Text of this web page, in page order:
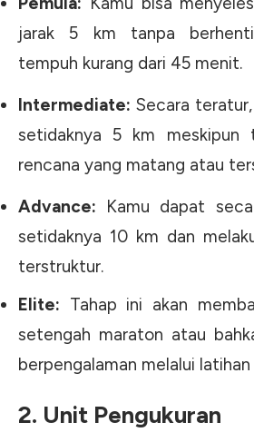
jarak 5 km tanpa
tempuh kurang dari 45 menit.
Intermediate: Secara
setidaknya 5 km meskipun
rencana yang matang atau
Advance: Kamu dapat
setidaknya 10 km dan
terstruktur.
Elite: Tahap ini akan
setengah maraton atau
berpengalaman melalui
2. Unit Pengukuran